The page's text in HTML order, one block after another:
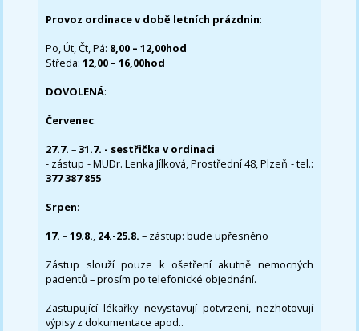
Provoz ordinace v době letních prázdnin:
Po, Út, Čt, Pá: 8,00 – 12,00hod
Středa:12,00 – 16,00hod
DOVOLENÁ:
Červenec:
27.7.–31.7. - sestřička v ordinaci
- zástup - MUDr. Lenka Jílková, Prostřední 48, Plzeň - tel.:
377 387 855
Srpen:
17. –19.8., 24.-25.8. – zástup: bude upřesněno
Zástup slouží pouze k ošetření akutně nemocných
pacientů – prosím po telefonické objednání.
Zastupující lékařky nevystavují potvrzení, nezhotovují
výpisy z dokumentace apod..